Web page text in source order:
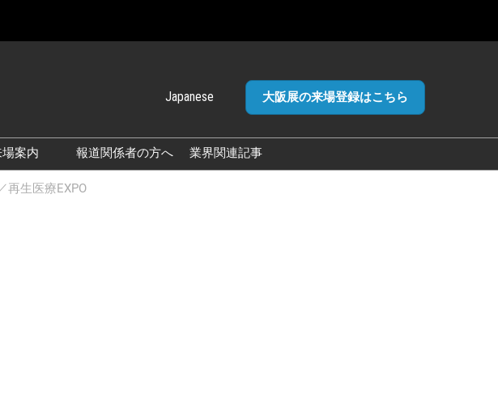
Japanese
English
大阪展の来場登録はこちら
ォーラム
案内
【2026年9月】大阪展
報道関係者の方へ 業界関連記事
再生医療EXPO